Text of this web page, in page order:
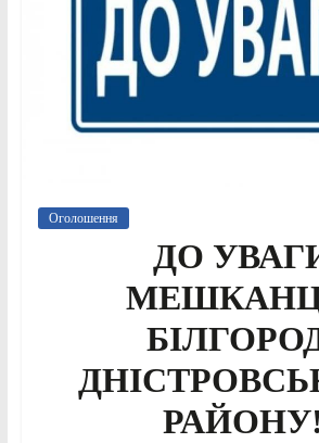
Оголошення
ДО
РАЙОНУ!